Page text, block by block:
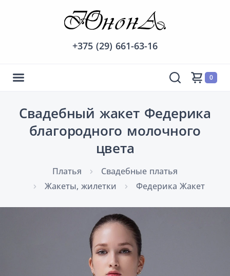
+375 (29) 661-63-16
0
Свадебный жакет Федерика
благородного молочного
цвета
Платья
Cвадебные платья
Жакеты, жилетки
Федерика Жакет